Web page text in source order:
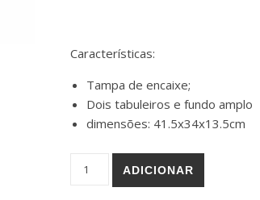
Características:
Tampa de encaixe;
Dois tabuleiros e fundo amplo
dimensões: 41.5x34x13.5cm
Quantidade de Caixa de batismo
ADICIONAR